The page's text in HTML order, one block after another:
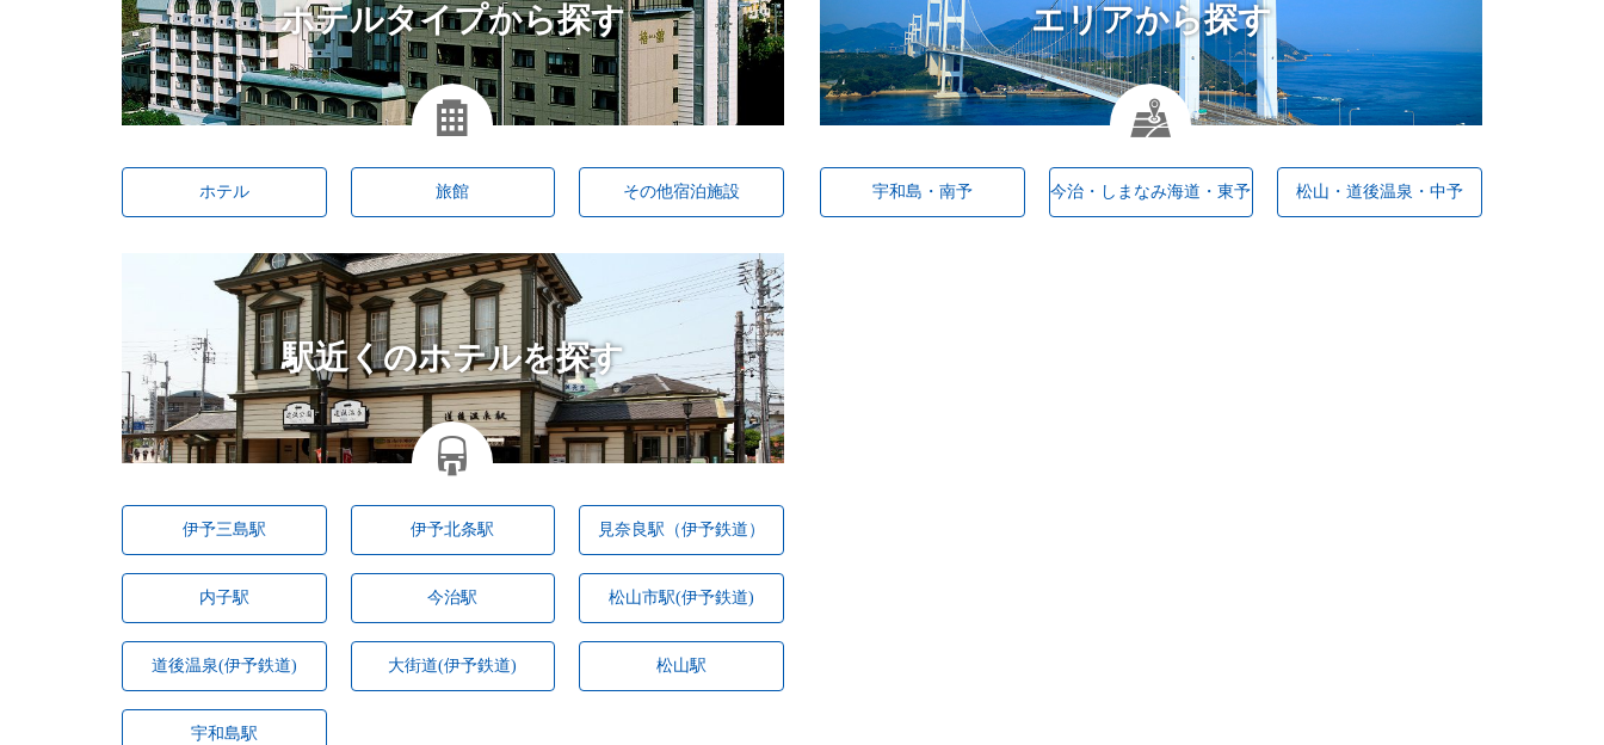
ホテルタイプから探す エリアから探す
宇和島・南予 今治・しまなみ海道・東予 松山・道後温泉・中予
駅近くのホテルを探す
伊予三島駅 伊予北条駅 見奈良駅（伊予鉄道）
内子駅 今治駅 松山市駅(伊予鉄道)
道後温泉(伊予鉄道) 大街道(伊予鉄道) 松山駅
宇和島駅